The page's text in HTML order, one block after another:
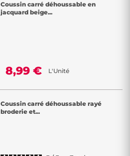
Coussin carré déhoussable en
jacquard beige...
8,99 € L'Unité
Coussin carré déhoussable rayé
broderie et...